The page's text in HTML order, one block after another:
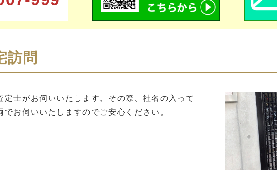
訪問
定士がお伺いいたします。その際、社名の入って
でお伺いいたしますのでご安心ください。